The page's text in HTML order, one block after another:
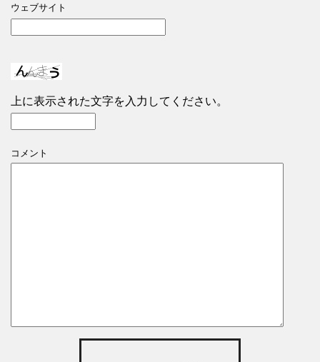
ウェブサイト
上に表示された文字を入力してください。
コメント